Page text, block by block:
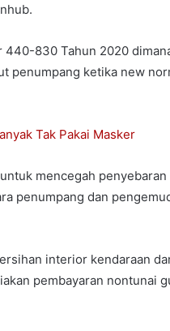
440-830 Tahun 2020
penumpang ketika new
Tak Pakai Masker
mencegah penyebaran
penumpang dan
interior kendaraan
pembayaran nontunai